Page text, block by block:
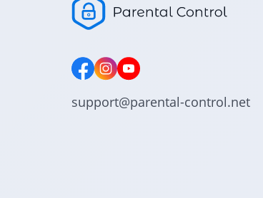
support@parental-control.net